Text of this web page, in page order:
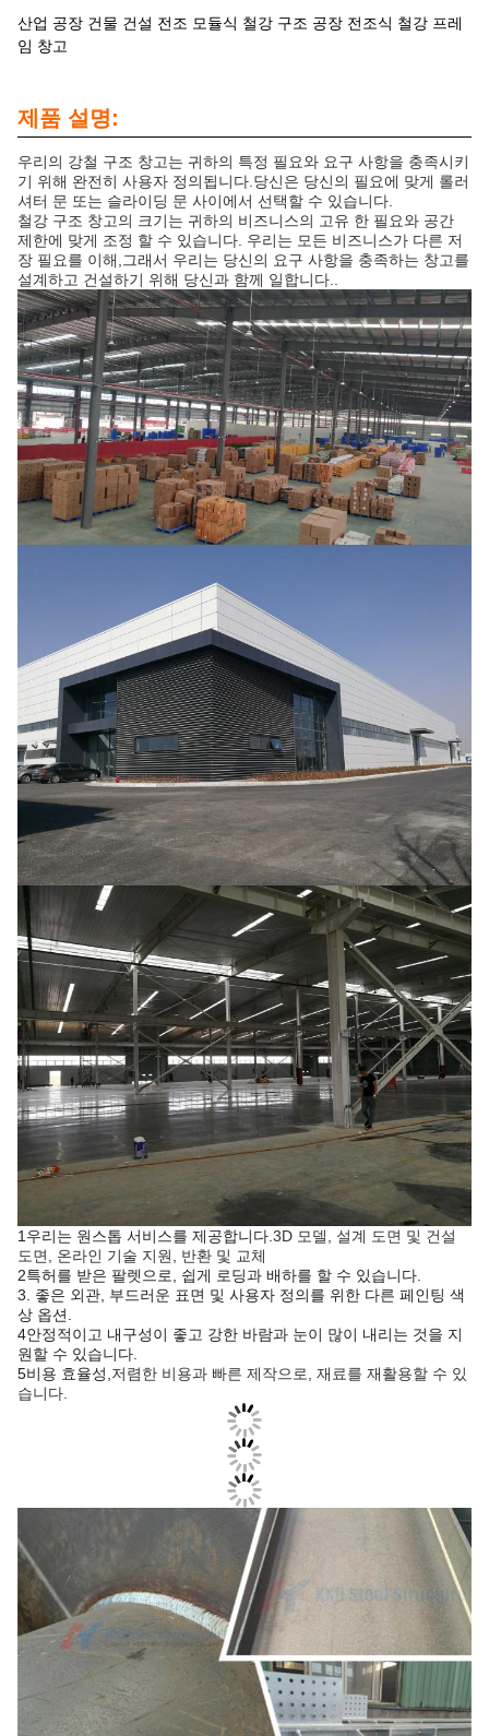
산업 공장 건물 건설 전조 모듈식 철강 구조 공장 전조식 철강 프레
임 창고
제품 설명:
우리의 강철 구조 창고는 귀하의 특정 필요와 요구 사항을 충족시키
기 위해 완전히 사용자 정의됩니다.당신은 당신의 필요에 맞게 롤러
셔터 문 또는 슬라이딩 문 사이에서 선택할 수 있습니다.
철강 구조 창고의 크기는 귀하의 비즈니스의 고유 한 필요와 공간
제한에 맞게 조정 할 수 있습니다. 우리는 모든 비즈니스가 다른 저
장 필요를 이해,그래서 우리는 당신의 요구 사항을 충족하는 창고를
설계하고 건설하기 위해 당신과 함께 일합니다..
1우리는 원스톱 서비스를 제공합니다. 3D 모델, 설계 도면 및 건설
도면, 온라인 기술 지원, 반환 및 교체
2특허를 받은 팔렛으로, 쉽게 로딩과 배하를 할 수 있습니다.
3. 좋은 외관, 부드러운 표면 및 사용자 정의를 위한 다른 페인팅 색
상 옵션.
4안정적이고 내구성이 좋고 강한 바람과 눈이 많이 내리는 것을 지
원할 수 있습니다.
5비용 효율성, 저렴한 비용과 빠른 제작으로, 재료를 재활용할 수 있
습니다.